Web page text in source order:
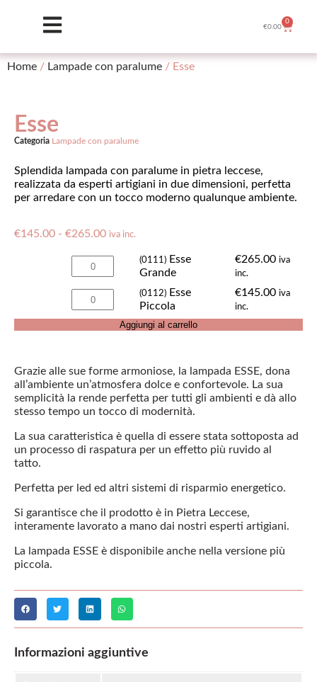
€0.00
0
Home / Lampade con paralume / Esse
Esse
Categoria Lampade con paralume
Splendida lampada con paralume in pietra leccese,
realizzata da esperti artigiani in due dimensioni, perfetta
per arredare con un tocco moderno qualunque ambiente.
€145.00 - €265.00 iva inc.
(0111) Esse
Grande
€265.00 iva
inc.
(0112) Esse
Piccola
€145.00 iva
inc.
Aggiungi al carrello
Grazie alle sue forme armoniose, la lampada ESSE, dona
all’ambiente un’atmosfera dolce e confortevole. La sua
semplicità la rende perfetta per tutti gli ambienti e dà allo
stesso tempo un tocco di modernità.
La sua caratteristica è quella di essere stata sottoposta ad
un processo di raspatura per un effetto più ruvido al
tatto.
Perfetta per led ed altri sistemi di risparmio energetico.
Si garantisce che il prodotto è in Pietra Leccese,
interamente lavorato a mano dai nostri esperti artigiani.
La lampada ESSE è disponibile anche nella versione più
piccola.
Informazioni aggiuntive